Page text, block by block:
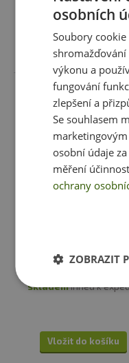
1 varianta
Vybrat variantu
Titánus Bandáže
Hard Core (30085_BKT)
cm - pár
sklademihned k
Vložit do košíku
osobních
Soubory
výkonu a
fungování
zlepšení a
Se souhlasem
osobní údaje
měření
ochrany
ZOBRAZIT